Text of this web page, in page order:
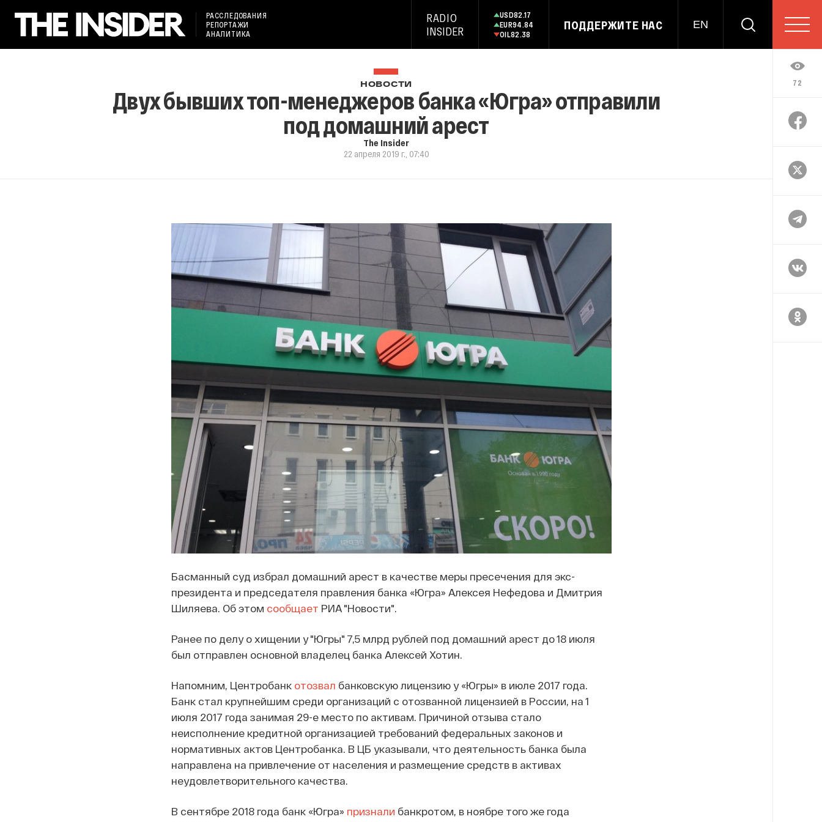
РАССЛЕДОВАНИЯ
РЕПОРТАЖИ
АНАЛИТИКА
RADIO
INSIDER
USD82.17
EUR94.84
OIL82.38
ПОДДЕРЖИТЕ НАС EN
72
НОВОСТИ
Двух бывших топ-менеджеров банка «Югра» отправили
под домашний арест
The Insider
22 апреля 2019 г., 07:40
Басманный суд избрал домашний арест в качестве меры пресечения для экс-
президента и председателя правления банка «Югра» Алексея Нефедова и Дмитрия
Шиляева. Об этом сообщает РИА "Новости".
Ранее по делу о хищении у "Югры" 7,5 млрд рублей под домашний арест до 18 июля
был отправлен основной владелец банка Алексей Хотин.
Напомним, Центробанк отозвал банковскую лицензию у «Югры» в июле 2017 года.
Банк стал крупнейшим среди организаций с отозванной лицензией в России, на 1
июля 2017 года занимая 29-е место по активам. Причиной отзыва стало
неисполнение кредитной организацией требований федеральных законов и
нормативных актов Центробанка. В ЦБ указывали, что деятельность банка была
направлена на привлечение от населения и размещение средств в активах
неудовлетворительного качества.
В сентябре 2018 года банк «Югра» признали банкротом, в ноябре того же года